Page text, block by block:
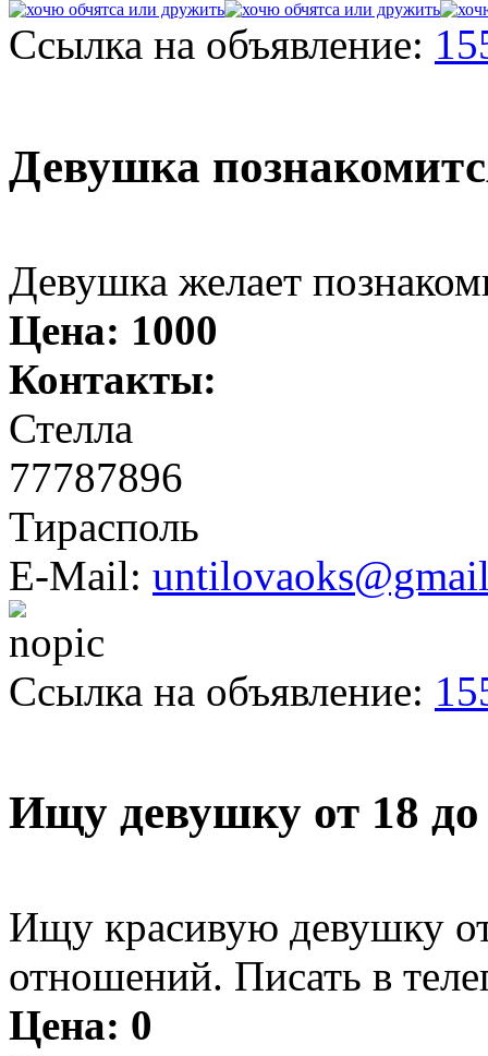
Ссылка на объявление:
Девушка
Девушка желает
Цена: 1000
Контакты:
Стелла
77787896
Тирасполь
E-Mail:
Ссылка на объявление:
Ищу девушку от 18 до
Ищу красивую девушку
отношений. Писать в
Цена: 0